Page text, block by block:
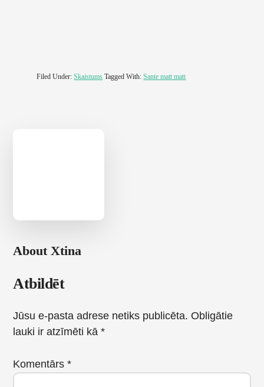
Filed Under:Skaistums Tagged With:Sante matt matt
About Xtina
Reader
Interactions
Atbildēt
Jūsu e-pasta adrese netiks publicēta. Obligātie
lauki ir atzīmēti kā*
Komentārs*